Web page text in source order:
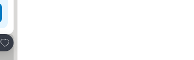
Lisää suosikkeihin